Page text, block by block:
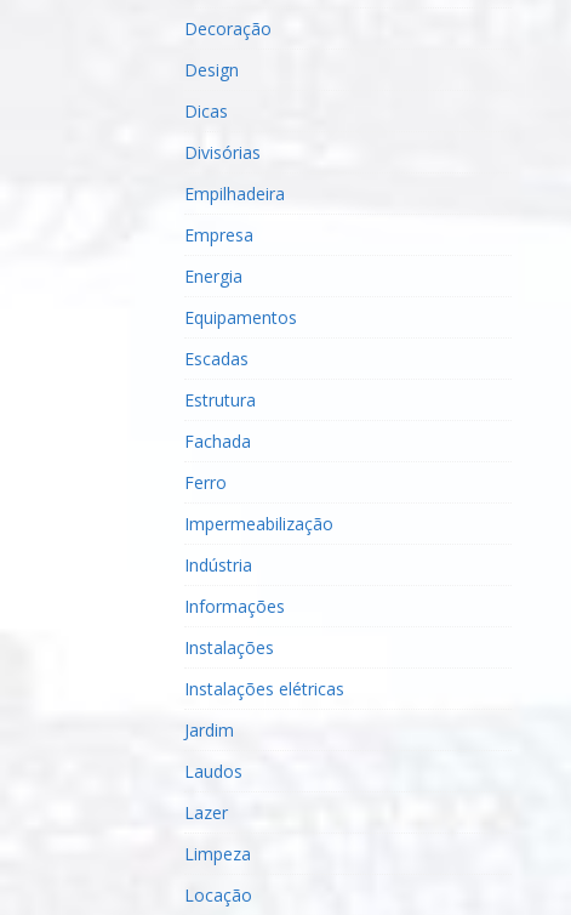
Decoração
Design
Dicas
Divisórias
Empilhadeira
Empresa
Energia
Equipamentos
Escadas
Estrutura
Fachada
Ferro
Impermeabilização
Indústria
Informações
Instalações
Instalações elétricas
Jardim
Laudos
Lazer
Limpeza
Locação